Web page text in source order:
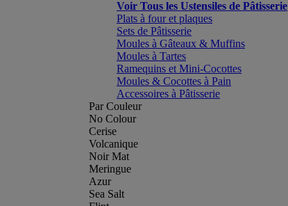
Voir Tous les Ustensiles de Pâtisserie
Plats à four et plaques
Sets de Pâtisserie
Moules à Gâteaux & Muffins
Moules à Tartes
Ramequins et Mini-Cocottes
Moules & Cocottes à Pain
Accessoires à Pâtisserie
Par Couleur
No Colour
Cerise
Volcanique
Noir Mat
Meringue
Azur
Sea Salt